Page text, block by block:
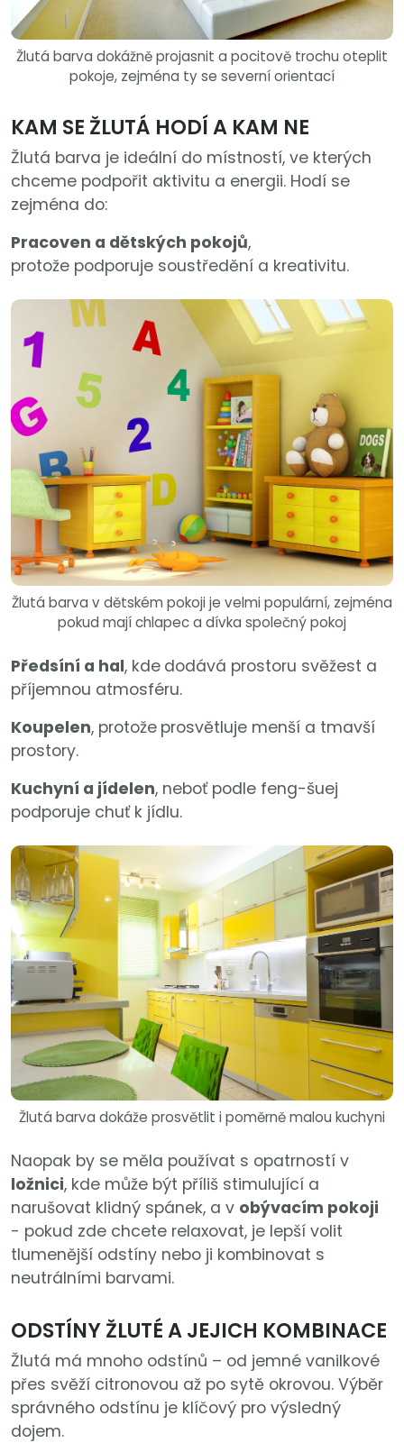
Žlutá barva dokážně projasnit a pocitově trochu oteplit
pokoje, zejména ty se severní orientací
KAM SE ŽLUTÁ HODÍ A KAM NE
Žlutá barva je ideální do místností, ve kterých
chceme podpořit aktivitu a energii. Hodí se
zejména do:
Pracoven a dětských pokojů,
protože podporuje soustředění a kreativitu.
Žlutá barva v dětském pokoji je velmi populární, zejména
pokud mají chlapec a dívka společný pokoj
Předsíní a hal, kde dodává prostoru svěžest a
příjemnou atmosféru.
Koupelen, protože prosvětluje menší a tmavší
prostory.
Kuchyní a jídelen, neboť podle feng-šuej
podporuje chuť k jídlu.
Žlutá barva dokáže prosvětlit i poměrně malou kuchyni
Naopak by se měla používat s opatrností v
ložnici, kde může být příliš stimulující a
narušovat klidný spánek, a v obývacím pokoji
- pokud zde chcete relaxovat, je lepší volit
tlumenější odstíny nebo ji kombinovat s
neutrálními barvami.
ODSTÍNY ŽLUTÉ A JEJICH KOMBINACE
Žlutá má mnoho odstínů – od jemné vanilkové
přes svěží citronovou až po sytě okrovou. Výběr
správného odstínu je klíčový pro výsledný
dojem.